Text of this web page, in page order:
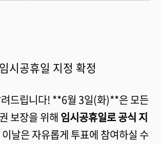
시공휴일 지정 확정
드립니다! **6월 3일(화)**은 모든
보장을 위해 임시공휴일로 공식 지
날은 자유롭게 투표에 참여하실 수